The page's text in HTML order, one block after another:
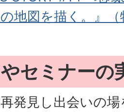
地図を描く。』
セミナーの
発見し出会いの